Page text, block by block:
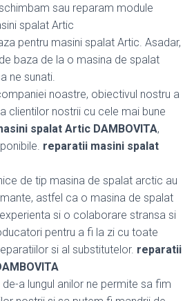
sau reparam module
spalat Artic
pentru masini spalat Artic. Asadar,
baza de la o masina de spalat
ne sunati.
noastre, obiectivul nostru a
clientilor nostrii cu cele mai bune
spalat Artic DAMBOVITA,
reparatii masini spalat
de tip masina de spalat arctic au
astfel ca o masina de spalat
si o colaborare stransa si
pentru a fi la zi cu toate
si al substitutelor. reparatii
a lungul anilor ne permite sa fim